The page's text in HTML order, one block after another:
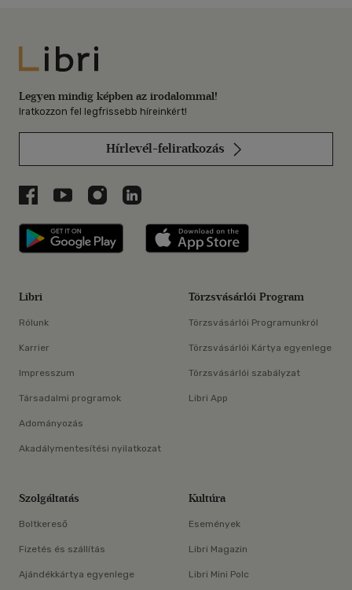
Libri
Legyen mindig képben az irodalommal!
Iratkozzon fel legfrissebb híreinkért!
Hírlevél-feliratkozás
Libri a Facebookon
Libri a Youtube-on
Libri az Instagramon
Libri a LinkedInen
Libri applikáció Szerezd meg: Google
Libri
Rólunk
Karrier
Impresszum
Társadalmi programok
Adományozás
Akadálymentesítési nyilatkozat
Törzsvásárlói Program
Törzsvásárlói Programunkról
Törzsvásárlói Kártya egyenlege
Törzsvásárlói szabályzat
Libri App
Szolgáltatás
Boltkereső
Fizetés és szállítás
Ajándékkártya egyenlege
Kultúra
Események
Libri Magazin
Libri Mini Polc